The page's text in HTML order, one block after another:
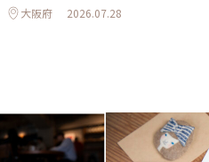
大阪府 2026.07.28